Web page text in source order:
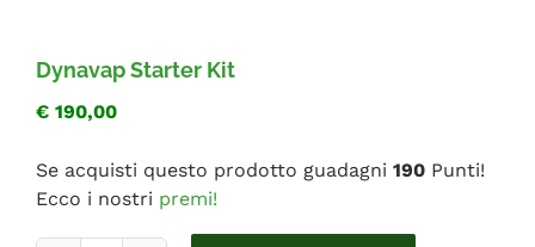
Dynavap Starter Kit
€ 190,00
Se acquisti questo prodotto guadagni 190 Punti!
Ecco i nostri premi!